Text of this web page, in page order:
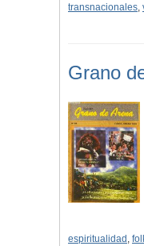
transnacionales,
Grano
espiritualidad ,